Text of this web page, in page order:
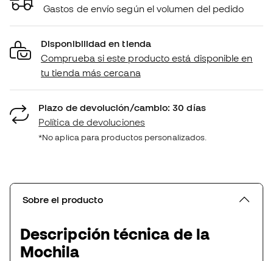
Gastos de envío según el volumen del pedido
Disponibilidad en tienda
Comprueba si este producto está disponible en
tu tienda más cercana
Plazo de devolución/cambio: 30 días
Política de devoluciones
*No aplica para productos personalizados.
Sobre el producto
Descripción técnica de la
Mochila